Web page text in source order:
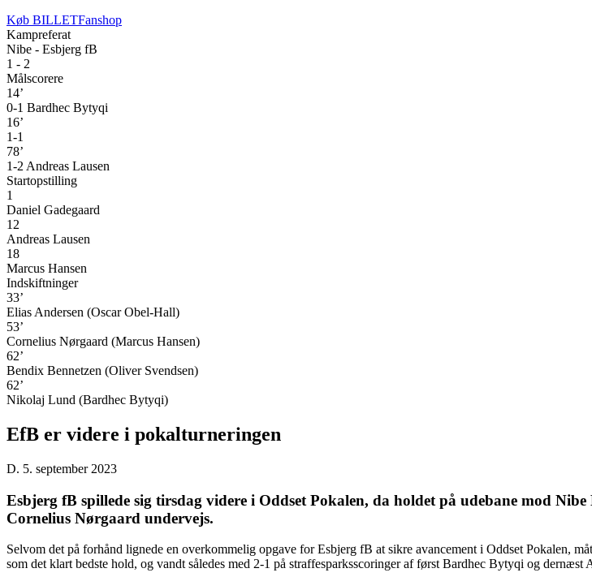
Køb BILLETFanshop
Kampreferat
Nibe - Esbjerg fB
1 - 2
Målscorere
14’
0-1 Bardhec Bytyqi
16’
1-1
78’
1-2 Andreas Lausen
Startopstilling
1
Daniel Gadegaard
12
Andreas Lausen
18
Marcus Hansen
Indskiftninger
33’
Elias Andersen (Oscar Obel-Hall)
53’
Cornelius Nørgaard (Marcus Hansen)
62’
Bendix Bennetzen (Oliver Svendsen)
62’
Nikolaj Lund (Bardhec Bytyqi)
EfB er videre i pokalturneringen
D. 5. september 2023
Esbjerg fB spillede sig tirsdag videre i Oddset Pokalen, da holdet på udebane mod
Cornelius Nørgaard undervejs.
Selvom det på forhånd lignede en overkommelig opgave for Esbjerg fB at sikre avancement i Oddset Pokalen,
som det klart bedste hold, og vandt således med 2-1 på straffesparksscoringer af først Bardhec Bytyqi og dernæst